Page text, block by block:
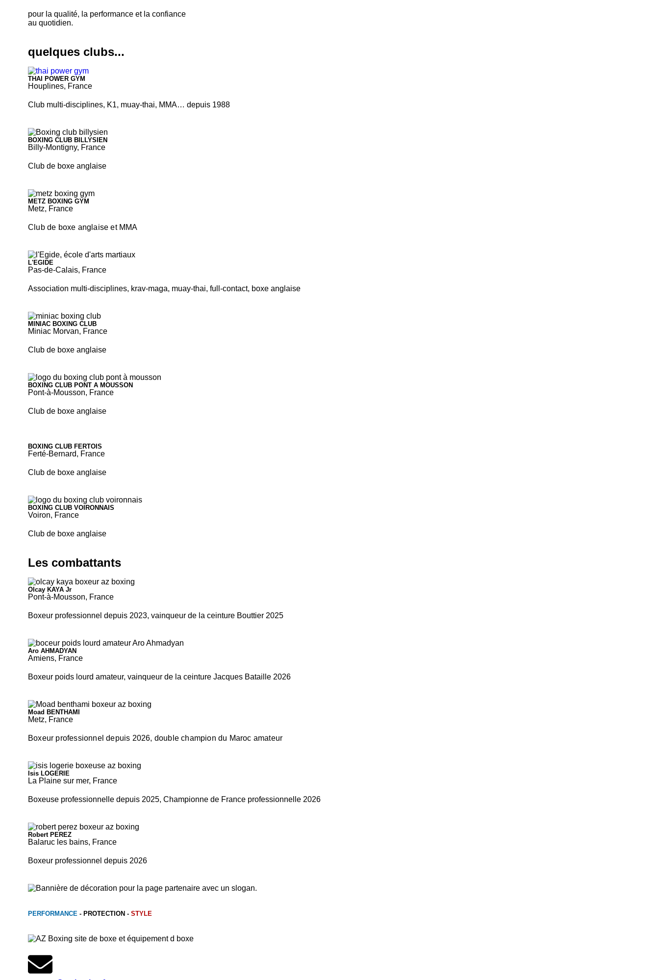
pour la qualité, la performance et la confiance
au quotidien.
quelques clubs...
THAI POWER GYM
Houplines, France
Club multi-disciplines, K1, muay-thai, MMA… depuis 1988
BOXING CLUB BILLYSIEN
Billy-Montigny, France
Club de boxe anglaise
METZ BOXING GYM
Metz, France
Club de boxe anglaise et MMA
L'EGIDE
Pas-de-Calais, France
Association multi-disciplines, krav-maga, muay-thai, full-contact, boxe anglaise
MINIAC BOXING CLUB
Miniac Morvan, France
Club de boxe anglaise
BOXING CLUB PONT A MOUSSON
Pont-à-Mousson, France
Club de boxe anglaise
BOXING CLUB FERTOIS
Ferté-Bernard, France
Club de boxe anglaise
BOXING CLUB VOIRONNAIS
Voiron, France
Club de boxe anglaise
Les combattants
Olcay KAYA Jr
Pont-à-Mousson, France
Boxeur professionnel depuis 2023, vainqueur de la ceinture Bouttier 2025
Aro AHMADYAN
Amiens, France
Boxeur poids lourd amateur, vainqueur de la ceinture Jacques Bataille 2026
Moad BENTHAMI
Metz, France
Boxeur professionnel depuis 2026, double champion du Maroc amateur
Isis LOGERIE
La Plaine sur mer, France
Boxeuse professionnelle depuis 2025, Championne de France professionnelle 2026
Robert PEREZ
Balaruc les bains, France
Boxeur professionnel depuis 2026
PERFORMANCE - PROTECTION - STYLE